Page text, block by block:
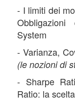
- I limiti dei
System
- Varianza,
(le nozioni di
- Sharpe
Ratio: la